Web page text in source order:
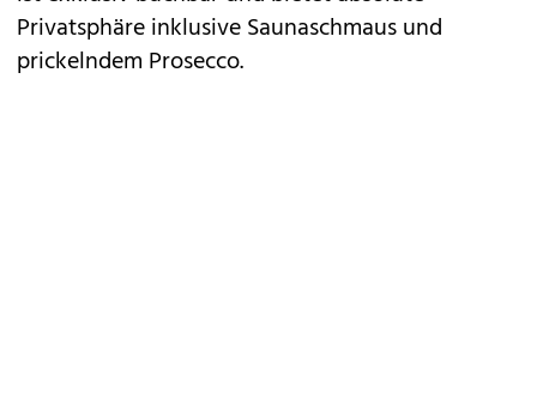
Privatsphäre inklusive Saunaschmaus und
prickelndem Prosecco.